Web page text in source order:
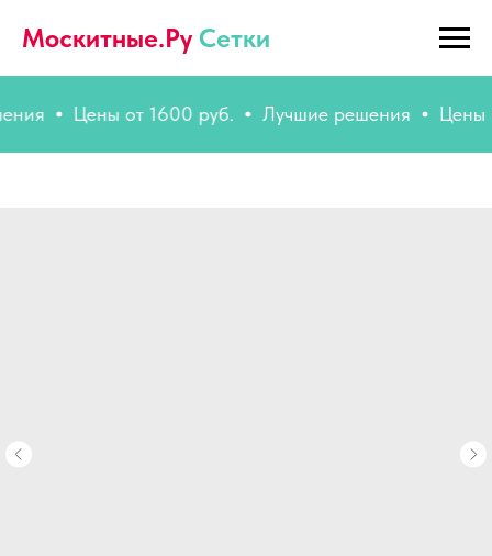
Москитные.Ру Сетки
Цены от 1600 руб. Лучшие решения Цены от